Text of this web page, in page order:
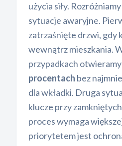
użycia siły.
sytuacje awaryjne.
zatrzaśnięte drzwi, gdy
wewnątrz mieszkania.
przypadkach
procentach bez
dla wkładki. Druga
klucze przy
proces wymaga
priorytetem jest